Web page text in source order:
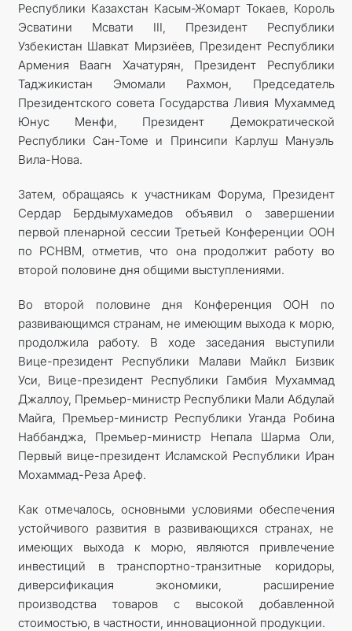
Республики Казахстан Касым-Жомарт Токаев, Король
Эсватини Мсвати III, Президент Республики
Узбекистан Шавкат Мирзиёев, Президент Республики
Армения Ваагн Хачатурян, Президент Республики
Таджикистан Эмомали Рахмон, Председатель
Президентского совета Государства Ливия Мухаммед
Юнус Менфи, Президент Демократической
Республики Сан-Томе и Принсипи Карлуш Мануэль
Вила-Нова.
Затем, обращаясь к участникам Форума, Президент
Сердар Бердымухамедов объявил о завершении
первой пленарной сессии Третьей Конференции ООН
по РСНВМ, отметив, что она продолжит работу во
второй половине дня общими выступлениями.
Во второй половине дня Конференция ООН по
развивающимся странам, не имеющим выхода к морю,
продолжила работу. В ходе заседания выступили
Вице-президент Республики Малави Майкл Бизвик
Уси, Вице-президент Республики Гамбия Мухаммад
Джаллоу, Премьер-министр Республики Мали Абдулай
Майга, Премьер-министр Республики Уганда Робина
Наббанджа, Премьер-министр Непала Шарма Оли,
Первый вице-президент Исламской Республики Иран
Мохаммад-Реза Ареф.
Как отмечалось, основными условиями обеспечения
устойчивого развития в развивающихся странах, не
имеющих выхода к морю, являются привлечение
инвестиций в транспортно-транзитные коридоры,
диверсификация экономики, расширение
производства товаров с высокой добавленной
стоимостью, в частности, инновационной продукции.